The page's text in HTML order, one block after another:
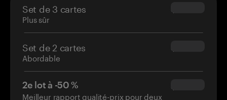
Set de 3 cartes
Plus sûr
$69.90
Set de 2 cartes
Abordable
$54.90
2e lot à -50 %
Meilleur rapport qualité-prix pour deux
$34.95